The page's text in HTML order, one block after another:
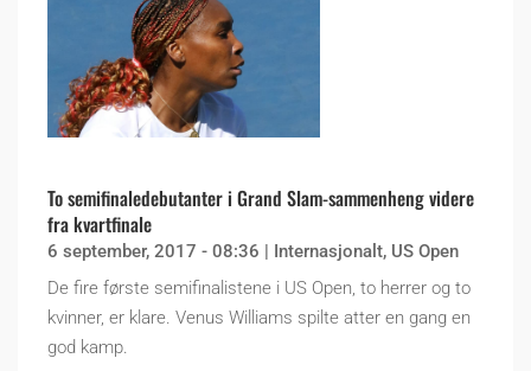
To semifinaledebutanter i Grand Slam-sammenheng videre
fra kvartfinale
6 september, 2017 - 08:36 | Internasjonalt, US Open
De fire første semifinalistene i US Open, to herrer og to
kvinner, er klare. Venus Williams spilte atter en gang en
god kamp.